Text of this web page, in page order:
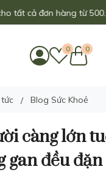
đơn hàng từ
0 0
Blog Sức Khoẻ
càng lớn
gan đều